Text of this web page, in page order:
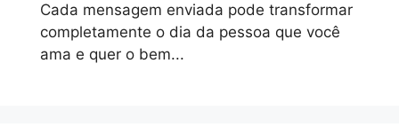
Cada mensagem enviada pode transformar
completamente o dia da pessoa que você
ama e quer o bem...